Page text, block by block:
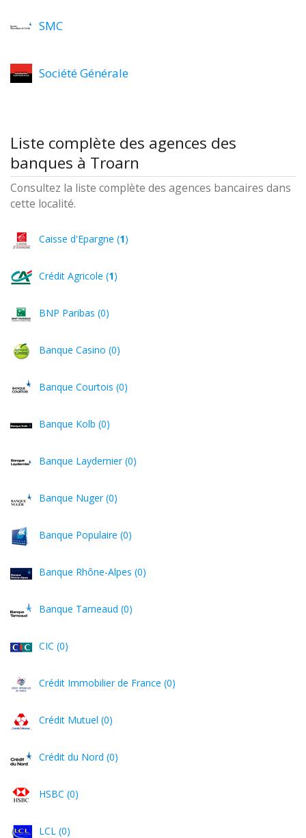
SMC
Société Générale
Liste complète des agences des
banques à Troarn
Consultez la liste complète des agences bancaires dans
cette localité.
Caisse d'Epargne (1)
Crédit Agricole (1)
BNP Paribas (0)
Banque Casino (0)
Banque Courtois (0)
Banque Kolb (0)
Banque Laydernier (0)
Banque Nuger (0)
Banque Populaire (0)
Banque Rhône-Alpes (0)
Banque Tarneaud (0)
CIC (0)
Crédit Immobilier de France (0)
Crédit Mutuel (0)
Crédit du Nord (0)
HSBC (0)
LCL (0)